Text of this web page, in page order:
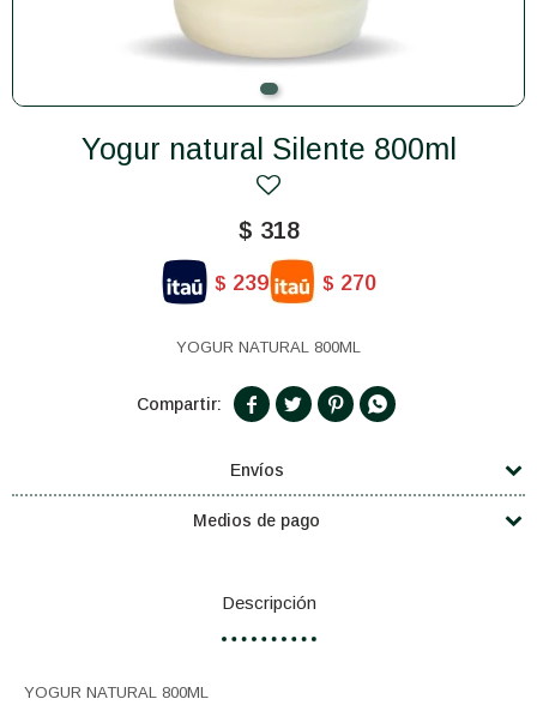
Yogur natural Silente 800ml
$ 318
$ 239 $ 270
YOGUR NATURAL 800ML
   
Envíos
Medios de pago
Descripción
YOGUR NATURAL 800ML